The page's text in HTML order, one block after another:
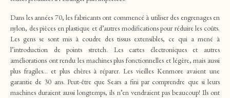
Dans les années 70, les fabricants ont commencé à utiliser des engrenages en
nylon, des pièces en plastique et d’autres modifications pour réduire les coûts.
Les gens se sont mis à coudre des tissus extensibles, ce qui a mené à
l’introduction de points stretch. Les cartes électroniques et autres
améliorations ont rendu les machines plus fonctionnelles et légère, mais aussi
plus fragiles… et plus chères à réparer. Les vieilles Kenmore avaient une
garantie de 30 ans. Peut-être que Sears a fini par comprendre que si leurs
machines duraient aussi longtemps, ils n’en vendraient pas beaucoup! Ils ont